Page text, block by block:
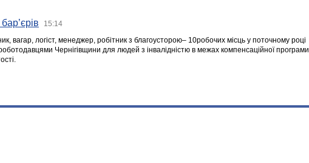
15:14
вагар, логіст, менеджер, робітник з благоусторою– 10робочих місць у поточному році
Чернігівщини для людей з інвалідністю в межах компенсаційної програми